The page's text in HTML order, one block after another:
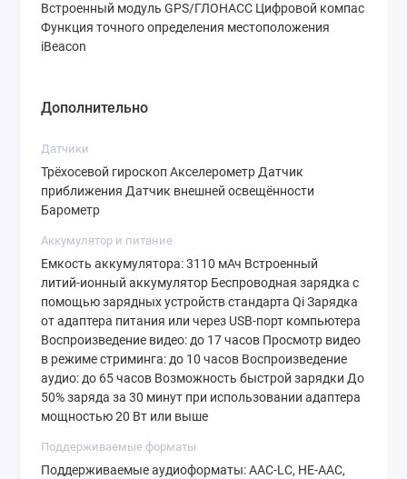
Встроенный модуль GPS/ГЛОНАСС Цифровой компас
Функция точного определения местоположения
iBeacon
Дополнительно
Датчики
Трёхосевой гироскоп Акселерометр Датчик
приближения Датчик внешней освещённости
Барометр
Аккумулятор и питание
Емкость аккумулятора: 3110 мАч Встроенный
литий‑ионный аккумулятор Беспроводная зарядка с
помощью зарядных устройств стандарта Qi Зарядка
от адаптера питания или через USB‑порт компьютера
Воспроиз­ведение видео: до 17 часов Просмотр видео
в режиме стриминга: до 10 часов Воспроиз­ведение
аудио: до 65 часов Возможность быстрой зарядки До
50% заряда за 30 минут при использовании адаптера
мощностью 20 Вт или выше
Поддерживаемые форматы
Поддерживаемые аудиоформаты: AAC‑LC, HE‑AAC,